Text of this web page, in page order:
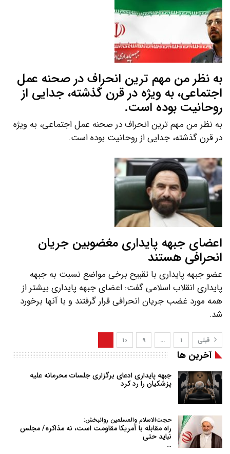
به نظر من مهم ترین انحراف در صحنه عمل
اجتماعی، به ویژه در قرن گذشته، جدایی از
روحانیت بوده است.
به نظر من مهم ترین انحراف در صحنه عمل اجتماعی، به ویژه
در قرن گذشته، جدایی از روحانیت بوده است.
اعضای جبهه پایداری مغضوبین جریان
انحرافی هستند
عضو جبهه پایداری با تقبیح برخی مواضع نسبت به جبهه
پایداری انقلاب اسلامی گفت: اعضای جبهه پایداری بیشتر از
همه مورد غضب جریان انحرافی قرار گرفتند و با آنها برخورد
شد.
قبلی ۱ … ۹ ۱۰
آخرین ها
جبهه پایداری ادعای برگزاری جلسات محرمانه علیه
پزشکیان را رد کرد
حجت‌الاسلام والمسلمین روانبخش:
راه مقابله با آمریکا مقاومت است، نه مذاکره/ مجلس
نباید حتی
…